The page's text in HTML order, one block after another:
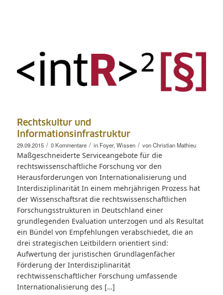
Rechtskultur und
Informationsinfrastruktur
29.09.2015 / 0 Kommentare / in Foyer, Wissen / vonChristian Mathieu
Maßgeschneiderte Serviceangebote für die
rechtswissenschaftliche Forschung vor den
Herausforderungen von Internationalisierung und
Interdisziplinarität In einem mehrjährigen Prozess hat
der Wissenschaftsrat die rechtswissenschaftlichen
Forschungsstrukturen in Deutschland einer
grundlegenden Evaluation unterzogen und als Resultat
ein Bündel von Empfehlungen verabschiedet, die an
drei strategischen Leitbildern orientiert sind:
Aufwertung der juristischen Grundlagenfächer
Förderung der Interdisziplinarität
rechtwissenschaftlicher Forschung umfassende
Internationalisierung des […]